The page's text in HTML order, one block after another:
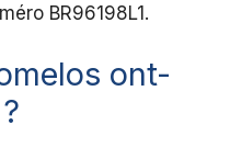
BR96198L1.
ont-